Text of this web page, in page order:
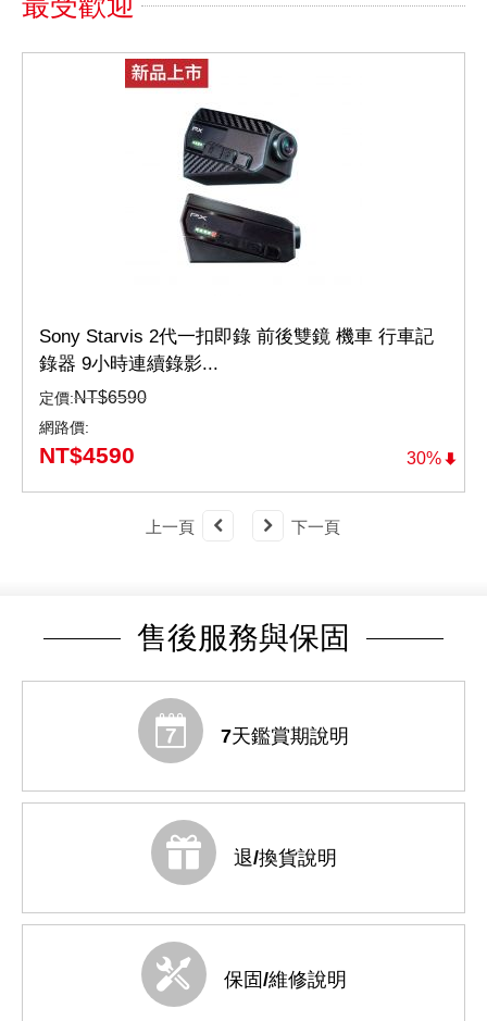
30%
Sony Starvis 2代一扣即錄 前後雙鏡 機車 行車記
錄器 9小時連續錄影...
定價:NT$6590
網路價:
NT$4590
上一頁 下一頁
售後服務與保固
7天鑑賞期說明
退/換貨說明
保固/維修說明